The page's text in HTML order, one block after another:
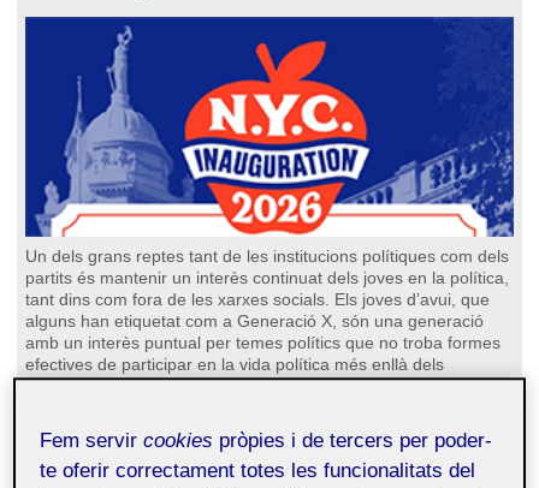
Un dels grans reptes tant de les institucions polítiques com dels
partits és mantenir un interès continuat dels joves en la política,
tant dins com fora de les xarxes socials. Els joves d’avui, que
alguns han etiquetat com a Generació X, són una generació
amb un interès puntual per temes polítics que no troba formes
efectives de participar en la vida política més enllà dels
períodes electorals. A més, malgrat que tenen un baix consum
demostren que, quan s’exposen a informació política, responen
positivament actuant sobre la informació rebuda.
Continua llegint...
Fem servircookies pròpies i de tercers per poder-
te oferir correctament totes les funcionalitats del